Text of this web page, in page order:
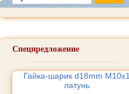
Спецпредложение
Гайка-шарик d18mm М10х1
латунь